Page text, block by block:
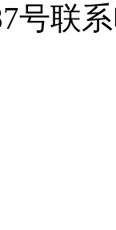
号联